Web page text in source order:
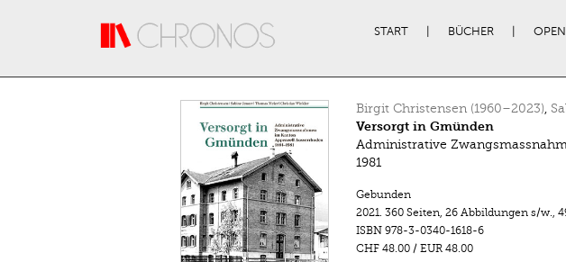
START BÜCHER
Birgit Christensen (1960–2023),
Versorgt in Gmünden
Administrative
1981
Gebunden
2021. 360 Seiten, 26 Abbildungen s/w.,
ISBN 978-3-0340-1618-6
CHF 48.00/ EUR 48.00